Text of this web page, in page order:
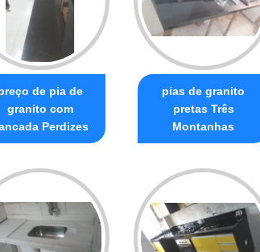
de pia de
granito com
Perdizes
pias de granito
pretas Três
Montanhas